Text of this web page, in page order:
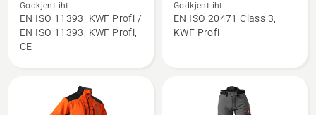
om
Motorsagbukser,
Technical
Godkjent iht
EN ISO 11393, KWF Profi /
EN ISO 11393, KWF Profi,
CE
om
Skogsjakke
Godkjent iht
EN ISO 20471 Class 3,
KWF Profi